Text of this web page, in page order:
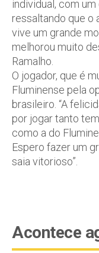
individual, com
ressaltando que o
vive um grande
melhorou muito
Ramalho.
O jogador, que é
Fluminense pela
brasileiro. “A
por jogar tanto
como a do
Espero fazer um
saia vitorioso”.
Acontece